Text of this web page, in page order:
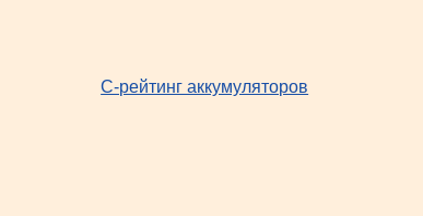
С-рейтинг аккумуляторов